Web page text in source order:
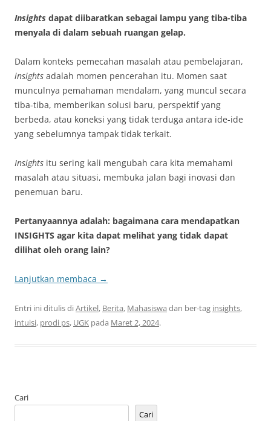
Insights dapat diibaratkan sebagai lampu yang tiba-tiba
menyala di dalam sebuah ruangan gelap.
Dalam konteks pemecahan masalah atau pembelajaran,
insights adalah momen pencerahan itu. Momen saat
munculnya pemahaman mendalam, yang muncul secara
tiba-tiba, memberikan solusi baru, perspektif yang
berbeda, atau koneksi yang tidak terduga antara ide-ide
yang sebelumnya tampak tidak terkait.
Insights itu sering kali mengubah cara kita memahami
masalah atau situasi, membuka jalan bagi inovasi dan
penemuan baru.
Pertanyaannya adalah: bagaimana cara mendapatkan
INSIGHTS agar kita dapat melihat yang tidak dapat
dilihat oleh orang lain?
Lanjutkan membaca →
Entri ini ditulis diArtikel, Berita, Mahasiswa dan ber-tag insights,
intuisi, prodi ps, UGK pada Maret 2, 2024.
Cari
Cari